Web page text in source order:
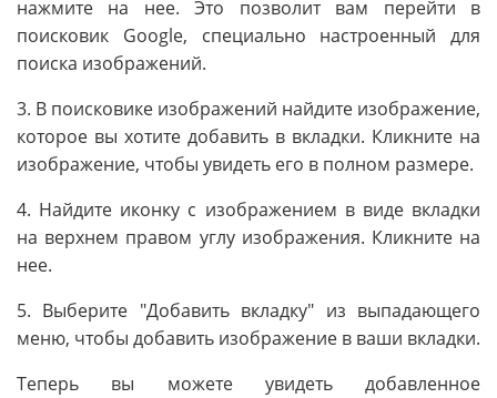
нажмите на нее. Это позволит вам перейти в
поисковик Google, специально настроенный для
поиска изображений.
3. В поисковике изображений найдите изображение,
которое вы хотите добавить в вкладки. Кликните на
изображение, чтобы увидеть его в полном размере.
4. Найдите иконку с изображением в виде вкладки
на верхнем правом углу изображения. Кликните на
нее.
5. Выберите "Добавить вкладку" из выпадающего
меню, чтобы добавить изображение в ваши вкладки.
Теперь вы можете увидеть добавленное